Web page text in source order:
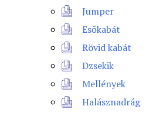
Jumper
Esőkabát
Rövid kabát
Dzsekik
Mellények
Halásznadrág